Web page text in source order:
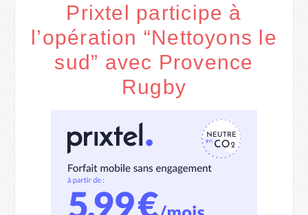
Prixtel participe à
l’opération “Nettoyons le
sud” avec Provence
Rugby